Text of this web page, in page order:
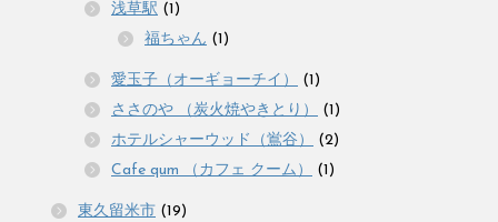
浅草駅 (1)
福ちゃん (1)
愛玉子（オーギョーチイ）
(1)
ささのや （炭火焼やきとり）
(1)
ホテルシャーウッド（鴬谷）
(2)
Cafe qum （カフェ クーム）
(1)
東久留米市 (19)